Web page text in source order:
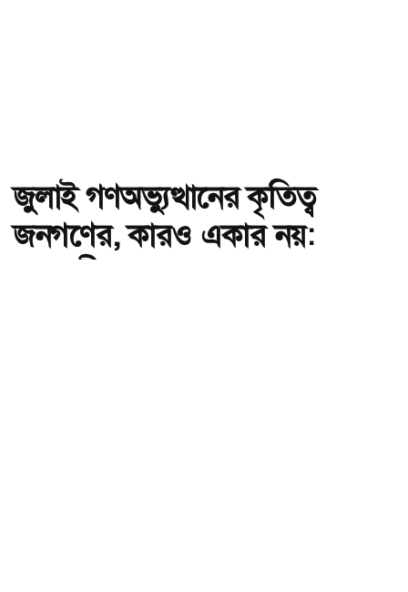
জুলাই গণঅভ্যুত্থানের কৃতিত্ব
জনগণের, কারও একার নয়: